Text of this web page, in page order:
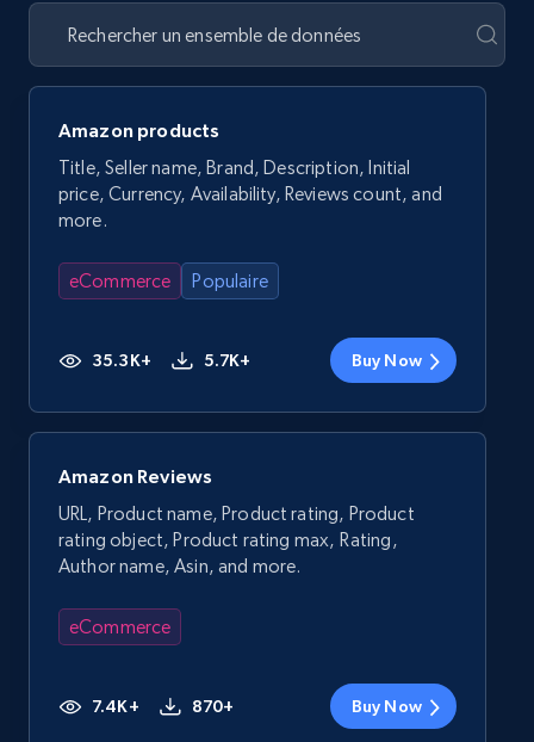
Amazon products
Title, Seller name, Brand, Description, Initial
price, Currency, Availability, Reviews count, and
more.
eCommerce Populaire
35.3K+ 5.7K+ Buy Now
Amazon Reviews
URL, Product name, Product rating, Product
rating object, Product rating max, Rating,
Author name, Asin, and more.
eCommerce
7.4K+ 870+ Buy Now